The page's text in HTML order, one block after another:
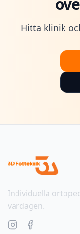
Hitta klinik
Individuella
vardagen.